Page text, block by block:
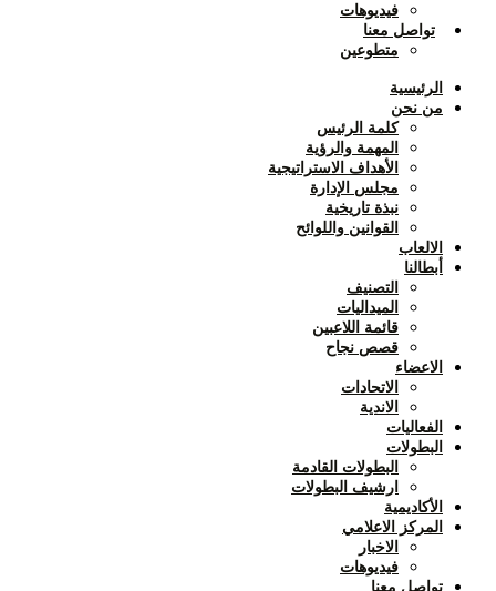
فيديوهات
تواصل معنا
متطوعين
الرئيسية
من نحن
كلمة الرئيس
المهمة والرؤية
الأهداف الاستراتيجية
مجلس الإدارة
نبذة تاريخية
القوانين واللوائح
الالعاب
أبطالنا
التصنيف
الميداليات
قائمة اللاعبين
قصص نجاح
الاعضاء
الاتحادات
الاندية
الفعاليات
البطولات
البطولات القادمة
ارشيف البطولات
الأكاديمية
المركز الاعلامي
الاخبار
فيديوهات
تواصل معنا